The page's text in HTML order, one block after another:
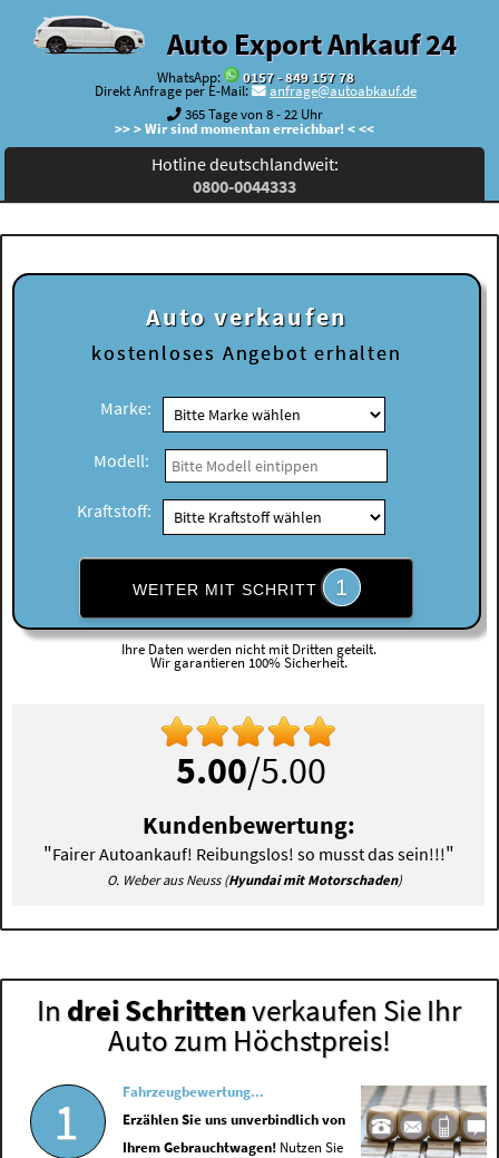
Auto Export Ankauf 24
WhatsApp:
0157 - 849 157 78
Direkt Anfrage per E-Mail:
anfrage@autoabkauf.de
365 Tage von 8 - 22 Uhr
>> > Wir sind momentan erreichbar! < <<
Hotline deutschlandweit:
0800-0044333
Auto verkaufen
kostenloses Angebot erhalten
Marke:
Modell:
Kraftstoff:
WEITER MIT SCHRITT 1
Ihre Daten werden nicht mit Dritten geteilt.
Wir garantieren 100% Sicherheit.
5.00/5.00
Kundenbewertung:
"Fairer Autoankauf! Reibungslos! so musst das sein!!!"
O. Weber aus Neuss (Hyundai mit Motorschaden)
In drei Schrittenverkaufen Sie Ihr
Auto zum Höchstpreis!
1
Fahrzeugbewertung...
Erzählen Sie uns unverbindlich von
Ihrem Gebrauchtwagen! Nutzen Sie